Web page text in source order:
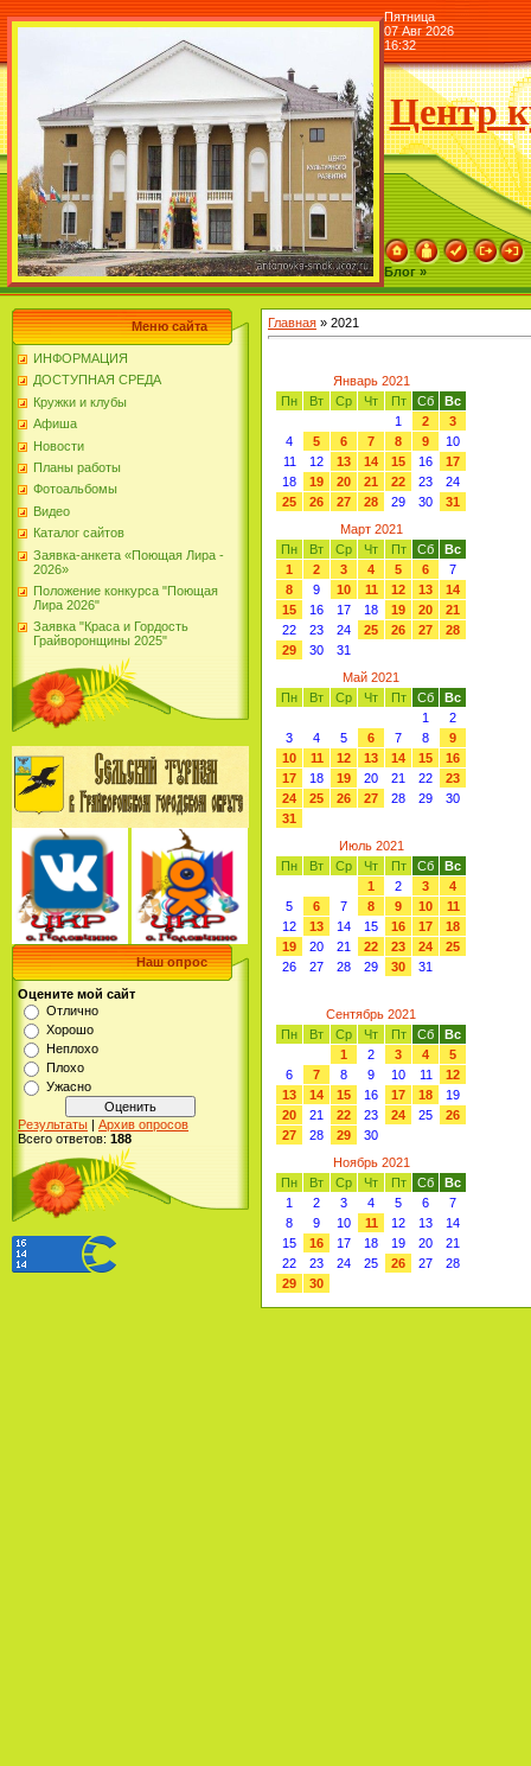
Пятница
07 Авг 2026
16:32
Центр
Блог »
Меню сайта
ИНФОРМАЦИЯ
ДОСТУПНАЯ СРЕДА
Кружки и клубы
Афиша
Новости
Планы работы
Фотоальбомы
Видео
Каталог сайтов
Заявка-анкета «Поющая Лира -
2026»
Положение конкурса "Поющая
Лира 2026"
Заявка "Краса и Гордость
Грайворонщины 2025"
Наш опрос
Оцените мой сайт
Отлично
Хорошо
Неплохо
Плохо
Ужасно
Результаты | Архив опросов
Всего ответов: 188
Главная » 2021
Январь 2021
Пн
Вт Ср Чт Пт Сб
Вс
1
2
3
4
5 6 7 8 9
10
11
12 13 14 15 16
17
18
19 20 21 22 23
24
25
26 27 28 29 30
31
Март 2021
Пн
Вт Ср Чт Пт Сб
Вс
1
2 3 4 5 6
7
8
9 10 11 12 13
14
15
16 17 18 19 20
21
22
23 24 25 26 27
28
29
30
31
Май 2021
Пн
Вт Ср Чт Пт Сб
Вс
1
2
3
4 5 6 7 8
9
10
11 12 13 14 15
16
17
18 19 20 21 22
23
24
25 26 27 28 29
30
31
Июль 2021
Пн
Вт Ср Чт Пт Сб
Вс
1
2 3
4
5
6 7 8 9 10
11
12
13 14 15 16 17
18
19
20 21 22 23 24
25
26
27 28 29 30 31
Сентябрь 2021
Пн
Вт Ср Чт Пт Сб
Вс
1
2 3 4
5
6
7 8 9 10 11
12
13
14 15 16 17 18
19
20
21 22 23 24 25
26
27
28 29
30
Ноябрь 2021
Пн
Вт Ср Чт Пт Сб
Вс
1
2 3 4 5 6
7
8
9 10 11 12 13
14
15
16 17 18 19 20
21
22
23 24 25 26 27
28
29
30